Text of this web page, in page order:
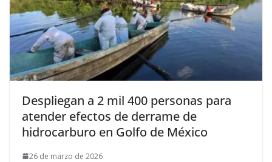
Despliegan a 2 mil 400 personas para
atender efectos de derrame de
hidrocarburo en Golfo de México
26 de marzo de 2026